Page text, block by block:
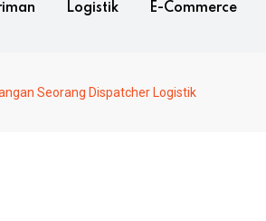
Logistik E-Commerce
Seorang Dispatcher Logistik